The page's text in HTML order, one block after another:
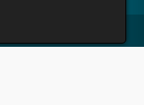
Hakları Saklıdır.